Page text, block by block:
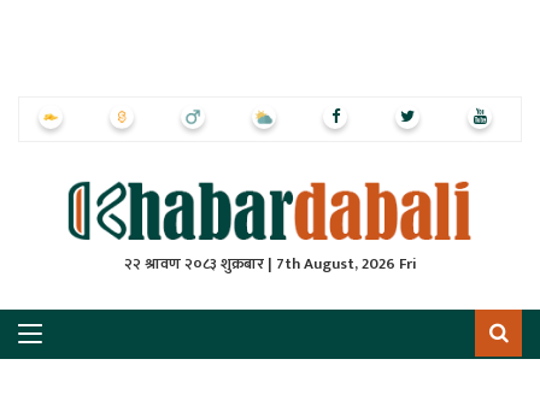
२२ श्रावण २०८३ शुक्रबार | 7th August, 2026 Fri